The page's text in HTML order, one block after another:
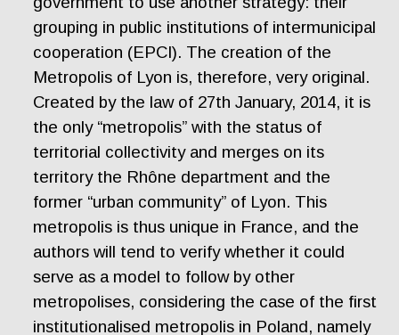
grouping in public institutions of intermunicipal
cooperation (EPCI). The creation of the
Metropolis of Lyon is, therefore, very original.
Created by the law of 27th January, 2014, it is
the only “metropolis” with the status of
territorial collectivity and merges on its
territory the Rhône department and the
former “urban community” of Lyon. This
metropolis is thus unique in France, and the
authors will tend to verify whether it could
serve as a model to follow by other
metropolises, considering the case of the first
institutionalised metropolis in Poland, namely